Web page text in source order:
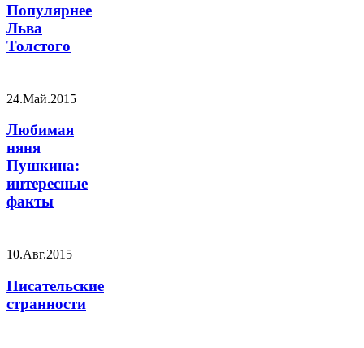
Популярнее
Льва
Толстого
24.Май.2015
Любимая
няня
Пушкина:
интересные
факты
10.Авг.2015
Писательские
странности